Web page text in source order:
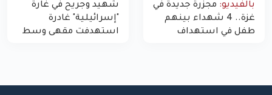
بالفيديو: مجزرة جديدة في
غزة.. 4 شهداء بينهم
طفل في استهداف
شهيد وجريح في غارة
"إسرائيلية" غادرة
استهدفت مقهى وسط